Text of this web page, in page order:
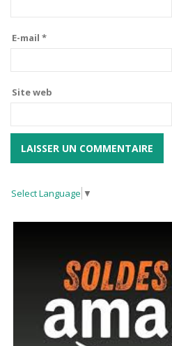
E-mail *
Site web
Select Language ▼